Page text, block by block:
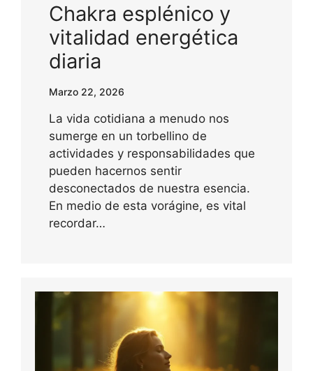
Chakra esplénico y
vitalidad energética
diaria
Marzo 22, 2026
La vida cotidiana a menudo nos
sumerge en un torbellino de
actividades y responsabilidades que
pueden hacernos sentir
desconectados de nuestra esencia.
En medio de esta vorágine, es vital
recordar…